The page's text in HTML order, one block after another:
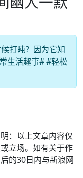
打盹？因为它知
生活趣事# #轻松
：以上文章内容仅
立场。如有关于作
的30日内与新浪网